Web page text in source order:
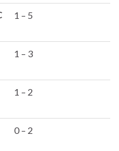
1 – 5
1 – 3
1 – 2
0 – 2